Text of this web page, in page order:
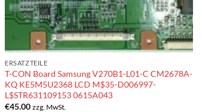
ERSATZTEILE
T-CON Board Samsung V270B1-L01-C CM2678A-
KQ KE5M5U2368 LCD M$35-D006997-
L$STR631109153 0615A043
€45.00 zzg. MwSt.